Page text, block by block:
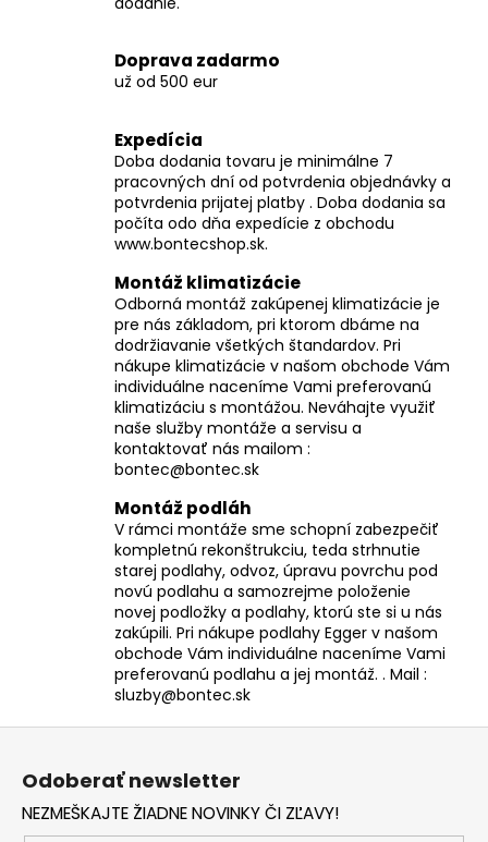
v
ý
u
Doprava zadarmo
už od 500 eur
Expedícia
Doba dodania tovaru je minimálne 7
pracovných dní od potvrdenia objednávky a
potvrdenia prijatej platby . Doba dodania sa
počíta odo dňa expedície z obchodu
www.bontecshop.sk.
Montáž klimatizácie
Odborná montáž zakúpenej klimatizácie je
pre nás základom, pri ktorom dbáme na
dodržiavanie všetkých štandardov. Pri
nákupe klimatizácie v našom obchode Vám
individuálne naceníme Vami preferovanú
klimatizáciu s montážou. Neváhajte využiť
naše služby montáže a servisu a
kontaktovať nás mailom :
bontec@bontec.sk
Montáž podláh
V rámci montáže sme schopní zabezpečiť
kompletnú rekonštrukciu, teda strhnutie
starej podlahy, odvoz, úpravu povrchu pod
novú podlahu a samozrejme položenie
novej podložky a podlahy, ktorú ste si u nás
zakúpili. Pri nákupe podlahy Egger v našom
obchode Vám individuálne naceníme Vami
preferovanú podlahu a jej montáž. . Mail :
sluzby@bontec.sk
Z
Odoberať newsletter
NEZMEŠKAJTE ŽIADNE NOVINKY ČI ZĽAVY!